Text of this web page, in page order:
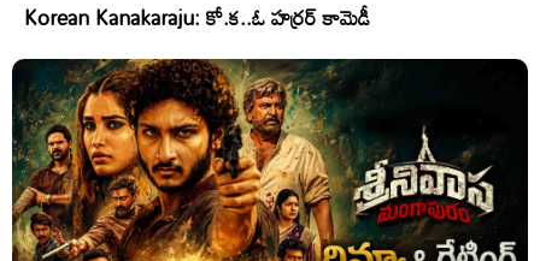
Korean Kanakaraju: కో.క..ఓ హర్రర్ కామెడీ